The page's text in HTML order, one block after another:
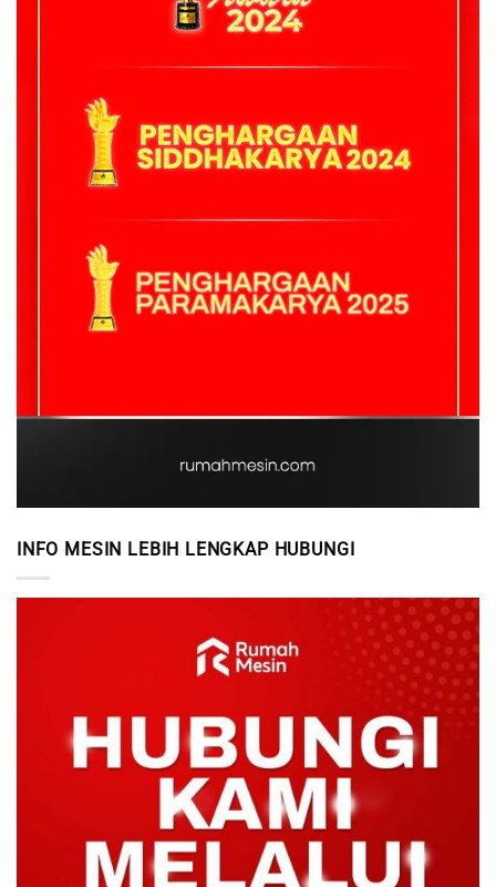
INFO MESIN LEBIH LENGKAP HUBUNGI